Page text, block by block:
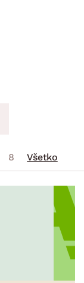
8 Všetko